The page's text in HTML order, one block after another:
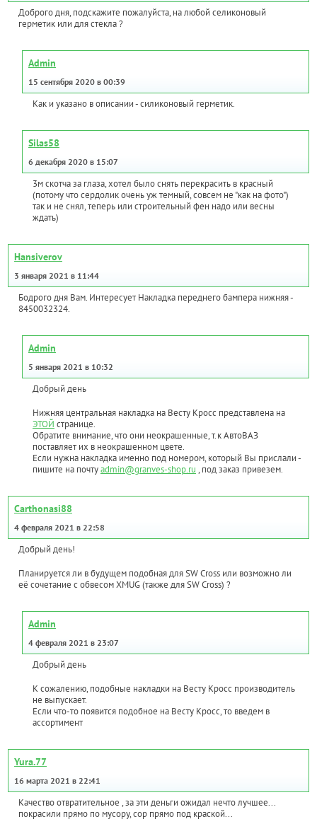
Доброго дня, подскажите пожалуйста, на любой селиконовый
герметик или для стекла ?
Admin
15 сентября 2020 в 00:39
Как и указано в описании - силиконовый герметик.
Silas58
6 декабря 2020 в 15:07
3м скотча за глаза, хотел было снять перекрасить в красный
(потому что сердолик очень уж темный, совсем не "как на фото")
так и не снял, теперь или строительный фен надо или весны
ждать)
Hansiverov
3 января 2021 в 11:44
Бодрого дня Вам. Интересует Накладка переднего бампера нижняя -
8450032324.
Admin
5 января 2021 в 10:32
Добрый день
Нижняя центральная накладка на Весту Кросс представлена на
ЭТОЙ странице.
Обратите внимание, что они неокрашенные, т.к АвтоВАЗ
поставляет их в неокрашенном цвете.
Если нужна накладка именно под номером, который Вы прислали -
пишите на почтуadmin@granves-shop.ru , под заказ привезем.
Carthonasi88
4 февраля 2021 в 22:58
Добрый день!
Планируется ли в будущем подобная для SW Cross или возможно ли
её сочетание с обвесом XMUG (также для SW Cross) ?
Admin
4 февраля 2021 в 23:07
Добрый день
К сожалению, подобные накладки на Весту Кросс производитель
не выпускает.
Если что-то появится подобное на Весту Кросс, то введем в
ассортимент
Yura.77
16 марта 2021 в 22:41
Качество отвратительное , за эти деньги ожидал нечто лучшее...
покрасили прямо по мусору, сор прямо под краской...